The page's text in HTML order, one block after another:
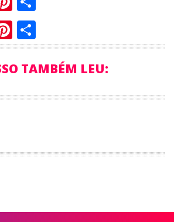
Pinterest
Compartilhar
TAMBÉM LEU: